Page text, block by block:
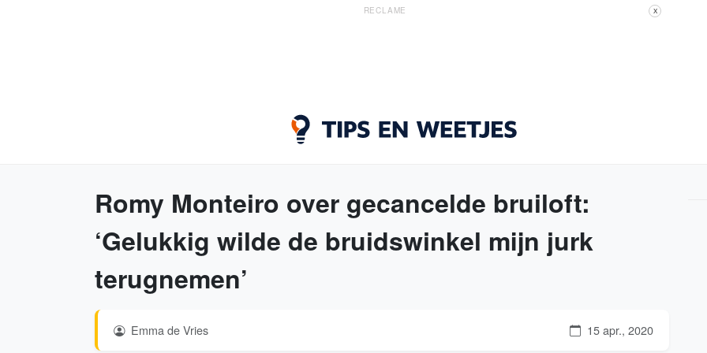
RECLAME X
Romy Monteiro over gecancelde bruiloft:
‘Gelukkig wilde de bruidswinkel mijn jurk
terugnemen’
Emma de Vries 15 apr., 2020